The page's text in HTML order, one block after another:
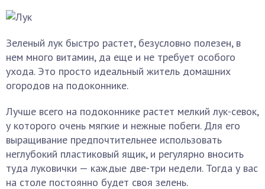
Зеленый лук быстро растет, безусловно полезен, в
нем много витамин, да еще и не требует особого
ухода. Это просто идеальный житель домашних
огородов на подоконнике.
Лучше всего на подоконнике растет мелкий лук-севок,
у которого очень мягкие и нежные побеги. Для его
выращивание предпочтительнее использовать
неглубокий пластиковый ящик, и регулярно вносить
туда луковички — каждые две-три недели. Тогда у вас
на столе постоянно будет своя зелень.